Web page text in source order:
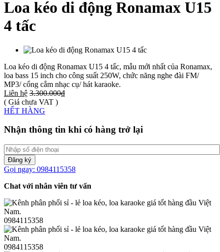
Loa kéo di động Ronamax U15
4 tấc
Loa kéo di động Ronamax U15 4 tấc, mẫu mới nhất của Ronamax,
loa bass 15 inch cho công suất 250W, chức năng nghe đài FM/
MP3/ cổng cắm nhạc cụ/ hát karaoke.
Liên hệ 3.300.000₫
( Giá chưa VAT )
HẾT HÀNG
Nhận thông tin khi có hàng trở lại
Đăng ký
Gọi ngay: 0984115358
Chat với nhân viên tư vấn
0984115358
0984115358